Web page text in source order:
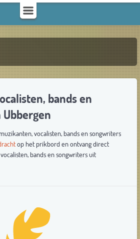
bands en
vocalisten, bands en songwriters
op het prikbord en ontvang direct
bands en songwriters uit